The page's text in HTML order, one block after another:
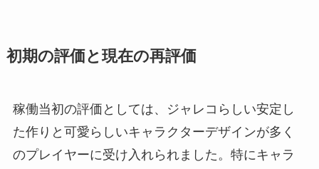
初期の評価と現在の再評価
稼働当初の評価としては、ジャレコらしい安定し
た作りと可愛らしいキャラクターデザインが多く
のプレイヤーに受け入れられました。特にキャラ